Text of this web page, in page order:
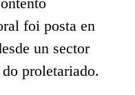
foi posta en
un sector
proletariado.